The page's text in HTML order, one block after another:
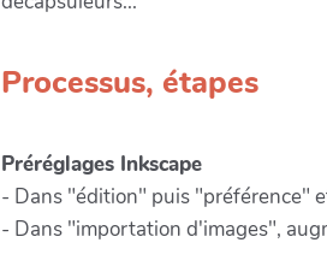
Processus, étapes
Préréglages Inkscape
- Dans "édition" puis "préférence"
- Dans "importation d'images",